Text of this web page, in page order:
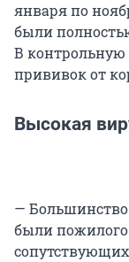
января по
были
В контрольную
прививок от
Высокая
—
были пожилого